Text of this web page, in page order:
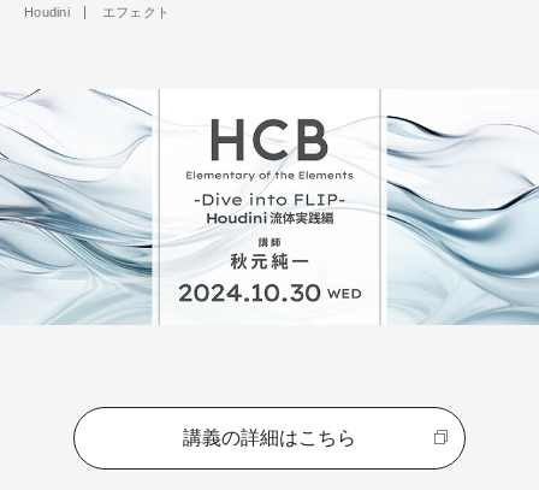
Houdini エフェクト
講義の詳細はこちら